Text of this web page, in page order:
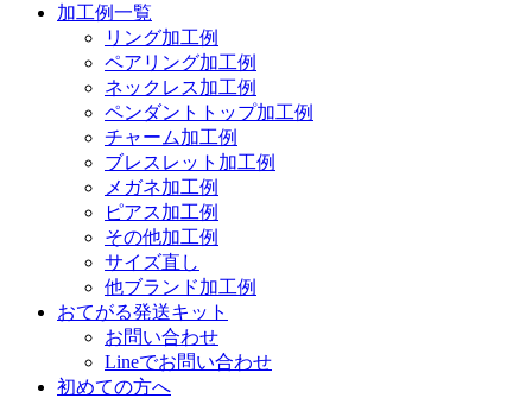
加工例一覧
リング加工例
ペアリング加工例
ネックレス加工例
ペンダントトップ加工例
チャーム加工例
ブレスレット加工例
メガネ加工例
ピアス加工例
その他加工例
サイズ直し
他ブランド加工例
おてがる発送キット
お問い合わせ
Lineでお問い合わせ
初めての方へ